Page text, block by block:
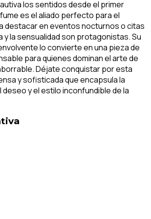
los sentidos desde el primer
es el aliado perfecto para el
destacar en eventos nocturnos o citas
y la sensualidad son protagonistas. Su
lo convierte en una pieza de
para quienes dominan el arte de
Déjate conquistar por esta
y sofisticada que encapsula la
deseo y el estilo inconfundible de la